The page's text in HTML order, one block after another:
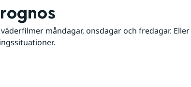
måndagar, onsdagar och fredagar.